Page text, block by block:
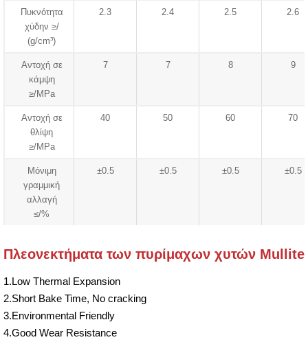
Πυκνότητα
χύδην ≥/
(g/cm³)
2.3 2.4 2.5 2.6
Αντοχή σε
κάμψη
≥/MPa
7 7 8 9
Αντοχή σε
θλίψη
≥/MPa
40 50 60 70
Μόνιμη
γραμμική
αλλαγή
≤/%
±0.5 ±0.5 ±0.5 ±0.5
Πλεονεκτήματα των πυρίμαχων χυτών Mullite
1.Low Thermal Expansion
2.Short Bake Time, No cracking
3.Environmental Friendly
4.Good Wear Resistance